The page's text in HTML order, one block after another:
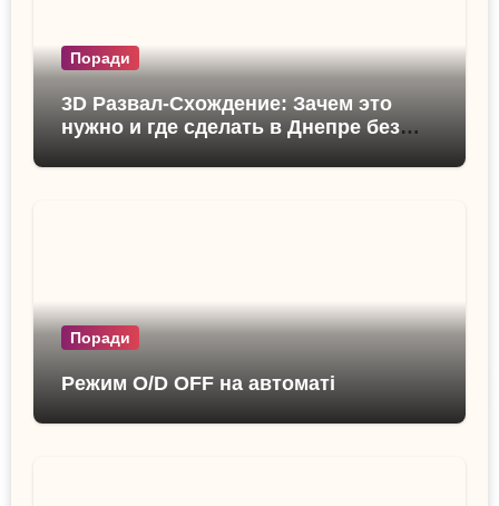
Поради
3D Развал-Схождение: Зачем это
нужно и где сделать в Днепре без
Поради
Режим O/D OFF на автоматі